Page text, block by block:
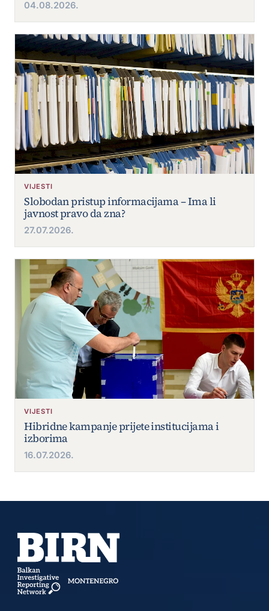
04.08.2026.
VIJESTI
Slobodan pristup informacijama – Ima li
javnost pravo da zna?
27.07.2026.
VIJESTI
Hibridne kampanje prijete institucijama i
izborima
16.07.2026.